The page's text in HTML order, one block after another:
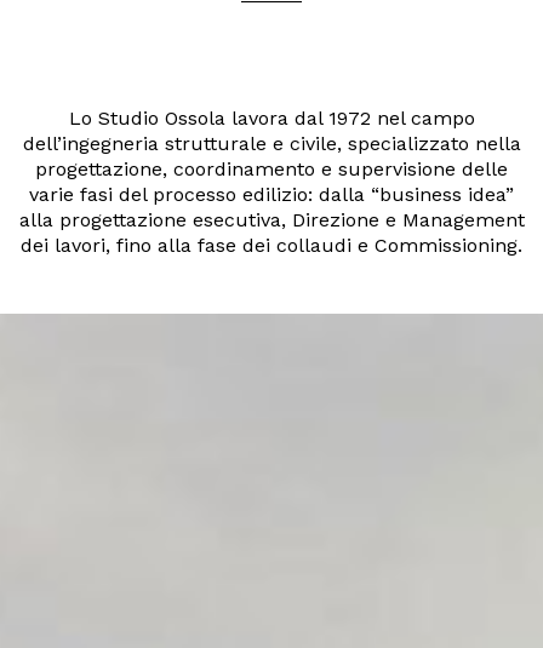
Lo Studio Ossola lavora dal 1972 nel campo
dell’ingegneria strutturale e civile, specializzato nella
progettazione, coordinamento e supervisione delle
varie fasi del processo edilizio: dalla “business idea”
alla progettazione esecutiva, Direzione e Management
dei lavori, fino alla fase dei collaudi e Commissioning.